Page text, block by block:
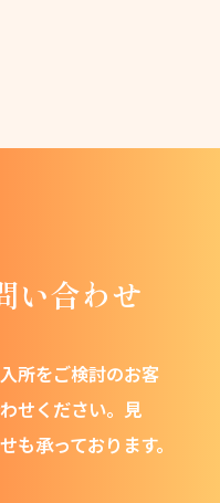
い合わせ
所をご検討のお客
せください。 見
も承っております。